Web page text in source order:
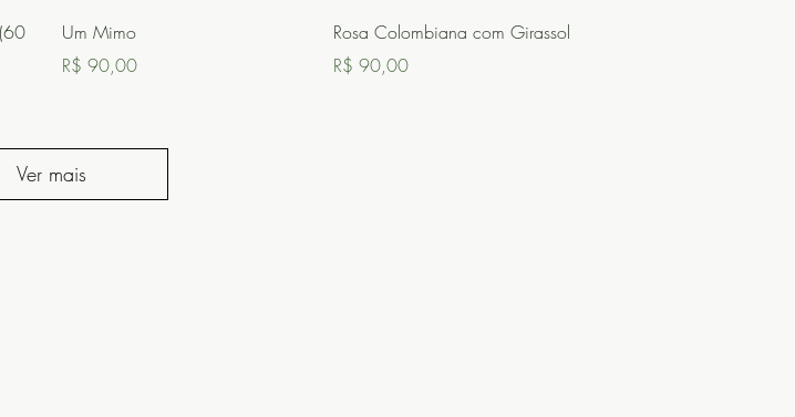
Um Mimo
Preço
R$ 90,00
Visualização rápida
Rosa Colombiana com Girassol
Preço
R$ 90,00
Ver mais